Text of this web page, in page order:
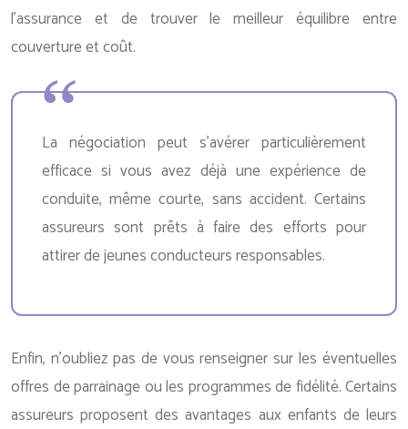
l’assurance et de trouver le meilleur équilibre entre
couverture et coût.
La négociation peut s’avérer particulièrement
efficace si vous avez déjà une expérience de
conduite, même courte, sans accident. Certains
assureurs sont prêts à faire des efforts pour
attirer de jeunes conducteurs responsables.
Enfin, n’oubliez pas de vous renseigner sur les éventuelles
offres de parrainage ou les programmes de fidélité. Certains
assureurs proposent des avantages aux enfants de leurs